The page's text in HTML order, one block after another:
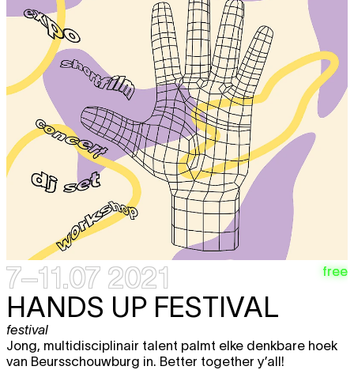
7–11.07 2021 free
HANDS UP FESTIVAL
festival
Jong, multidisciplinair talent palmt elke denkbare hoek
van Beursschouwburg in. Better together y’all!